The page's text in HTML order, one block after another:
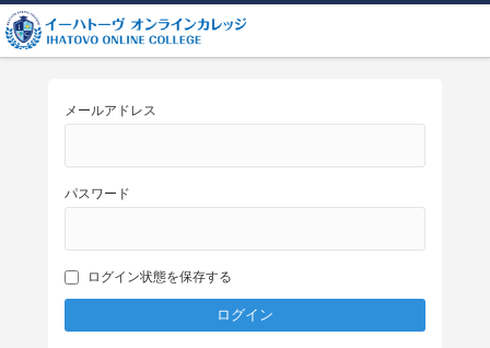
メールアドレス
パスワード
ログイン状態を保存する